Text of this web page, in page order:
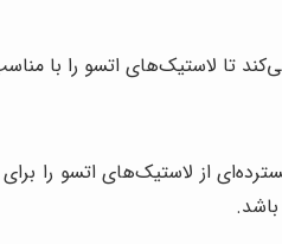
تا لاستیک‌های اتسو را با
از لاستیک‌های اتسو را